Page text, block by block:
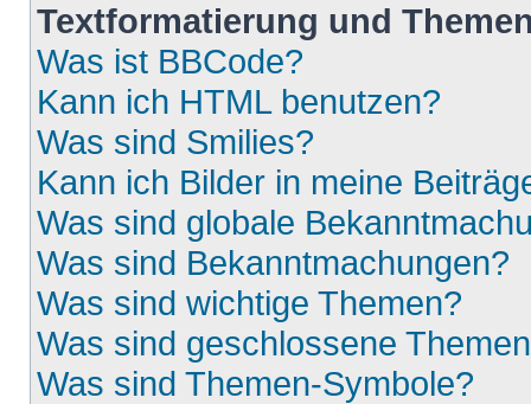
Textformatierung und
Was ist BBCode?
Kann ich HTML benutzen?
Was sind Smilies?
Kann ich Bilder in meine
Was sind globale
Was sind Bekanntmachungen?
Was sind wichtige Themen?
Was sind geschlossene
Was sind Themen-Symbole?